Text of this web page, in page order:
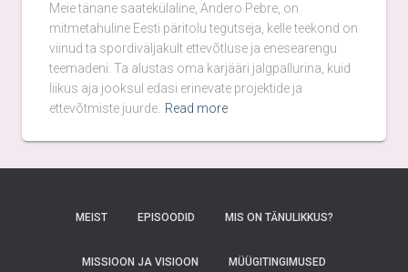
Meie tänane saatekülaline, Andero Pebre, on
mitmetahuline Eesti päritolu tegutseja, kelle teekond on
viinud ta spordiväljakult ettevõtluse ja enesearengu
teemadeni. Ta alustas oma karjääri jalgpallurina, kuid
liikus aja jooksul edasi erinevate projektide ja
ettevõtmiste juurde. Read more
MEIST EPISOODID MIS ON TÄNULIKKUS?
MISSIOON JA VISIOON MÜÜGITINGIMUSED